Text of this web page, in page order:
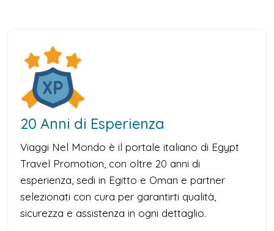
20 Anni di Esperienza
Viaggi Nel Mondo è il portale italiano di Egypt
Travel Promotion, con oltre 20 anni di
esperienza, sedi in Egitto e Oman e partner
selezionati con cura per garantirti qualità,
sicurezza e assistenza in ogni dettaglio.